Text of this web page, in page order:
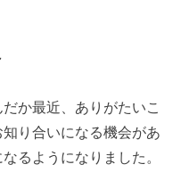
か最近、ありがたいこ
り合いになる機会があ
るようになりました。